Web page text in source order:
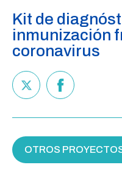
Kit de
inmunización
coronavirus
OTROS